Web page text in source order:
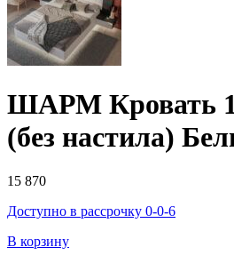
ШАРМ Кровать
(без настила)
15 870
Доступно в рассрочку 0-0-6
В корзину